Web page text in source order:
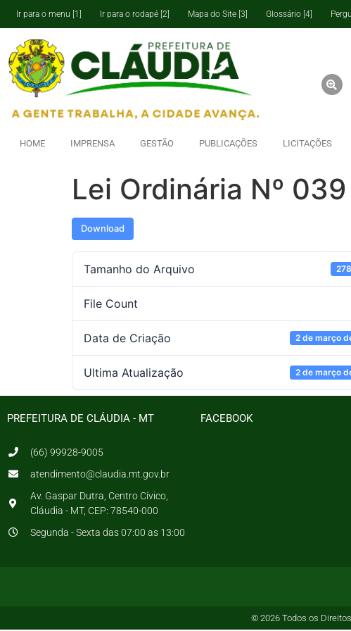
Ir para o menu [1] Ir para o rodapé [2] Mapa do Site [3] Glossário [4]
HOME IMPRENSA GESTÃO PUBLICAÇÕES LICITAÇÕES
Lei Ordinária Nº 039
Download
Tamanho do Arquivo
File Count
Data de Criação 2 de março
Ultima Atualização 2 de março
PREFEITURA DE CLÁUDIA - MT
(66) 99928-9005
atendimento@claudia.mt.gov.br
Av. Gaspar Dutra, Centro Cívico,
Cláudia - MT, CEP: 78540-000
Segunda - Sexta das 07:00 as 13:00
FACEBOOK
© 2026 Todos os